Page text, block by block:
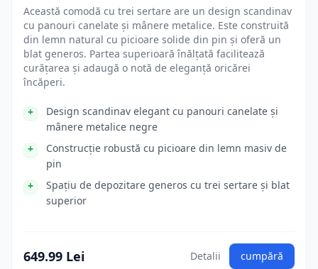
Această comodă cu trei sertare are un design scandinav
cu panouri canelate și mânere metalice. Este construită
din lemn natural cu picioare solide din pin și oferă un
blat generos. Partea superioară înălțată facilitează
curățarea și adaugă o notă de eleganță oricărei
încăperi.
Design scandinav elegant cu panouri canelate și
mânere metalice negre
Construcție robustă cu picioare din lemn masiv de
pin
Spațiu de depozitare generos cu trei sertare și blat
superior
649.99 Lei Detalii cumpără